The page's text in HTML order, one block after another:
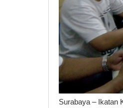
Surabaya – Ikatan